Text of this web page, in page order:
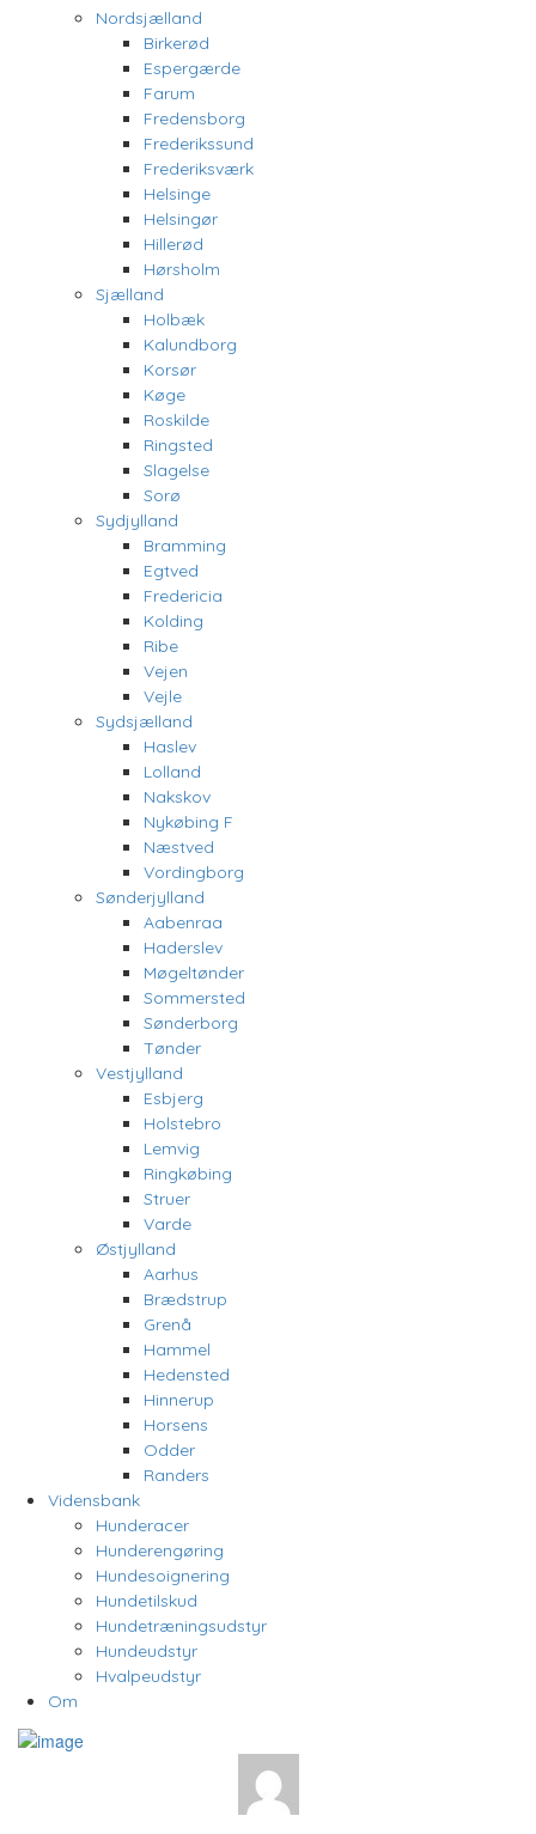
Nordsjælland
Birkerød
Espergærde
Farum
Fredensborg
Frederikssund
Frederiksværk
Helsinge
Helsingør
Hillerød
Hørsholm
Sjælland
Holbæk
Kalundborg
Korsør
Køge
Roskilde
Ringsted
Slagelse
Sorø
Sydjylland
Bramming
Egtved
Fredericia
Kolding
Ribe
Vejen
Vejle
Sydsjælland
Haslev
Lolland
Nakskov
Nykøbing F
Næstved
Vordingborg
Sønderjylland
Aabenraa
Haderslev
Møgeltønder
Sommersted
Sønderborg
Tønder
Vestjylland
Esbjerg
Holstebro
Lemvig
Ringkøbing
Struer
Varde
Østjylland
Aarhus
Brædstrup
Grenå
Hammel
Hedensted
Hinnerup
Horsens
Odder
Randers
Vidensbank
Hunderacer
Hunderengøring
Hundesoignering
Hundetilskud
Hundetræningsudstyr
Hundeudstyr
Hvalpeudstyr
Om